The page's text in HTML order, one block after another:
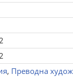
, Преводна